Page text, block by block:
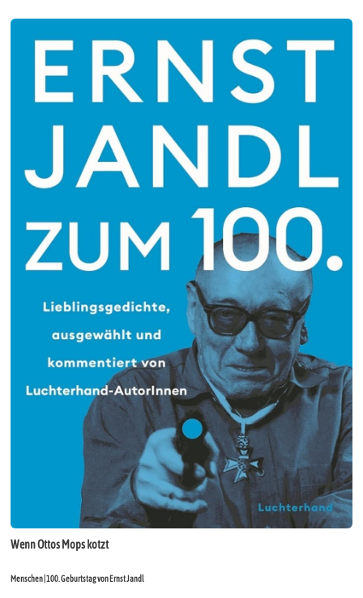
Wenn Ottos Mops kotzt
Menschen | 100. Geburtstag von Ernst Jandl